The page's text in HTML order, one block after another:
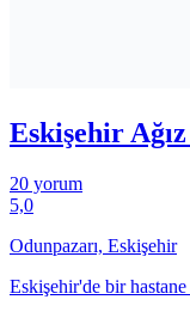
Eskişehir Ağız
20 yorum
5,0
Odunpazarı, Eskişehir
Eskişehir'de bir